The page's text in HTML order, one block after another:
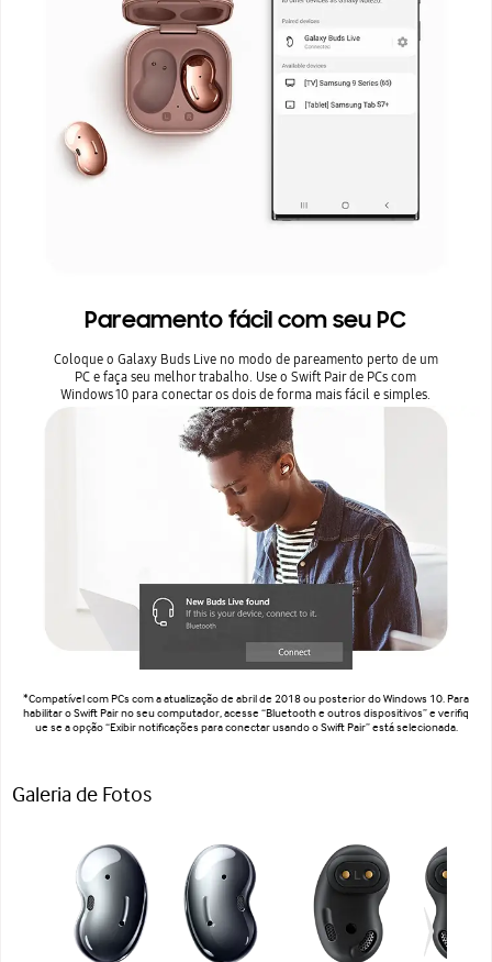
Pareamento fácil com seu PC
Coloque o Galaxy Buds Live no modo de pareamento perto de um
PC e faça seu melhor trabalho. Use o Swift Pair de PCs com
Windows 10 para conectar os dois de forma mais fácil e simples.
*Compatível com PCs com a atualização de abril de 2018 ou posterior do Windows 10. Para
habilitar o Swift Pair no seu computador, acesse “Bluetooth e outros dispositivos” e verifiq
ue se a opção “Exibir notificações para conectar usando o Swift Pair” está selecionada.
Galeria de Fotos